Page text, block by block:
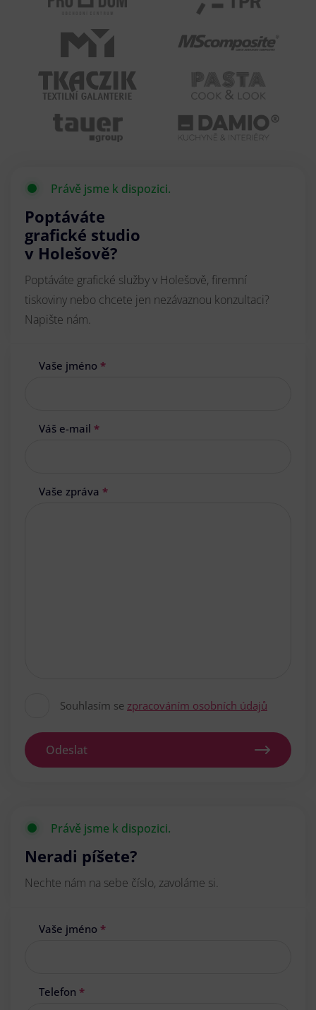
Právě jsme k dispozici.
Poptáváte
grafické studio
v Holešově?
Poptáváte grafické služby v Holešově, firemní
tiskoviny nebo chcete jen nezávaznou konzultaci?
Napište nám.
Vaše jméno *
Váš e-mail *
Vaše zpráva *
Souhlasím se zpracováním osobních údajů
Odeslat
Právě jsme k dispozici.
Neradi píšete?
Nechte nám na sebe číslo, zavoláme si.
Vaše jméno *
Telefon *